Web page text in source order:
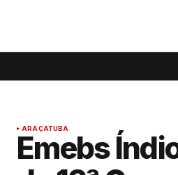
ARAÇATUBA
Emebs